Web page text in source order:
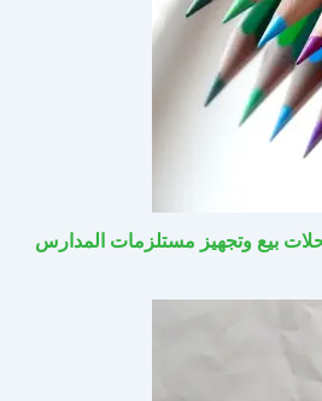
بيع وتجهيز مستلزمات المدارس